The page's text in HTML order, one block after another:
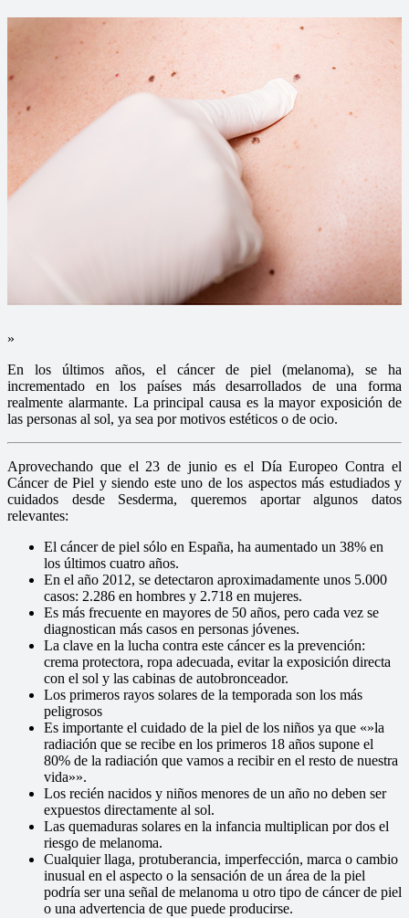
»
En los últimos años, el cáncer de piel (melanoma), se ha
incrementado en los países más desarrollados de una forma
realmente alarmante. La principal causa es la mayor exposición de
las personas al sol, ya sea por motivos estéticos o de ocio.
Aprovechando que el 23 de junio es el Día Europeo Contra el
Cáncer de Piel y siendo este uno de los aspectos más estudiados y
cuidados desde Sesderma, queremos aportar algunos datos
relevantes:
El cáncer de piel sólo en España, ha aumentado un 38% en
los últimos cuatro años.
En el año 2012, se detectaron aproximadamente unos 5.000
casos: 2.286 en hombres y 2.718 en mujeres.
Es más frecuente en mayores de 50 años, pero cada vez se
diagnostican más casos en personas jóvenes.
La clave en la lucha contra este cáncer es la prevención:
crema protectora, ropa adecuada, evitar la exposición directa
con el sol y las cabinas de autobronceador.
Los primeros rayos solares de la temporada son los más
peligrosos
Es importante el cuidado de la piel de los niños ya que «»la
radiación que se recibe en los primeros 18 años supone el
80% de la radiación que vamos a recibir en el resto de nuestra
vida»».
Los recién nacidos y niños menores de un año no deben ser
expuestos directamente al sol.
Las quemaduras solares en la infancia multiplican por dos el
riesgo de melanoma.
Cualquier llaga, protuberancia, imperfección, marca o cambio
inusual en el aspecto o la sensación de un área de la piel
podría ser una señal de melanoma u otro tipo de cáncer de piel
o una advertencia de que puede producirse.